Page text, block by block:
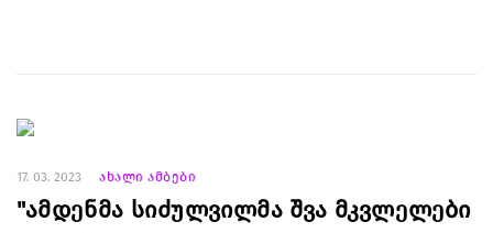
17. 03. 2023 ახალი ამბები
"ამდენმა სიძულვილმა შვა მკვლელები